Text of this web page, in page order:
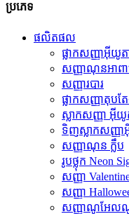
ប្រភេទ
ផលិតផល
ផ្លាកសញ្ញាអ៊ីយូត
សញ្ញាណុនអាព
សញ្ញារបារ
ផ្លាកសញ្ញាតុបត
ស្លាកសញ្ញា អ៊ីយូ
ទិញស្លាកសញ្ញា
សញ្ញាណុន ក្លឹប
រូបថ្លុក Neon
សញ្ញា
សញ្ញា
សញ្ញាណូអែល